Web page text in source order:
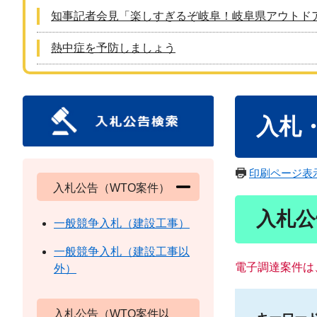
知事記者会見「楽しすぎるぞ岐阜！岐阜県アウトド
熱中症を予防しましょう
入札
印刷ページ表
入札
電子調達案件は
入札公告（WTO案件）
一般競争入札（建設工事）
一般競争入札（建設工事以
外）
入札公告（WTO案件以